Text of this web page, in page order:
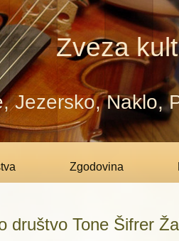
Zveza
Jezersko, Naklo,
Zgodovina
društvo Tone Šifrer